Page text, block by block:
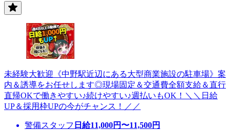
未経験大歓迎《中野駅近辺にある大型商業施設の駐車場》案
内＆誘導をお任せします◎現場固定＆交通費全額支給＆直行
直帰OKで働きやすい♪続けやすい♪週払いもOK！＼＼日給
UP＆採用枠UPの今がチャンス！／／
警備スタッフ 日給11,000円〜11,500円